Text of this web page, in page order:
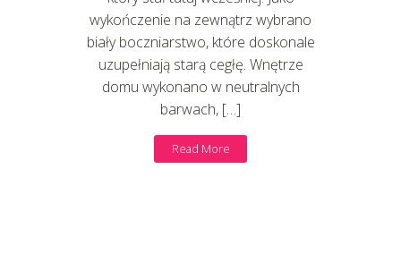
wykończenie na zewnątrz wybrano
biały boczniarstwo, które doskonale
uzupełniają starą cegłę. Wnętrze
domu wykonano w neutralnych
barwach, […]
Read More